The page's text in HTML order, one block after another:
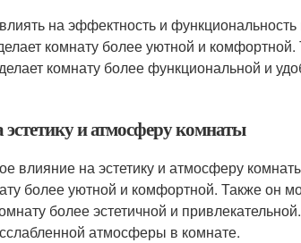
на эффектность и
комнату более уютной и
комнату более функциональной и
и атмосферу комнаты
влияние на эстетику и атмосферу
более уютной и комфортной. Также он
более эстетичной и
атмосферы в комнате.